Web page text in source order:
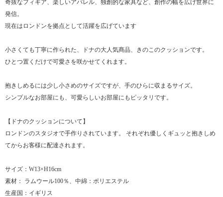
奇抜なフィギア、楽しいアパレル、独創的な家具など、創作の幅を広げ世界に
発信。
現在はロンドンを拠点として活躍を広げています
小さくても丁寧に作られた、ドナの大人気商品、きのこのクッションです。
ひとつ置くだけで可愛さを咲かせてくれます。
抱きしめるには少し小さめのサイズですが、手のひらに収まるサイズ。
シンプルなお部屋にも、可愛らしいお部屋にもピッタリです。
【ドナのクッションについて】
ロンドンのスタジオで手作りされています。 それぞれ優しくギュッと抱きしめ
てからお客様に配達されます。
サイズ：W13×H16cm
素材： ラムウール100％、中綿：ポリエステル
生産国：イギリス